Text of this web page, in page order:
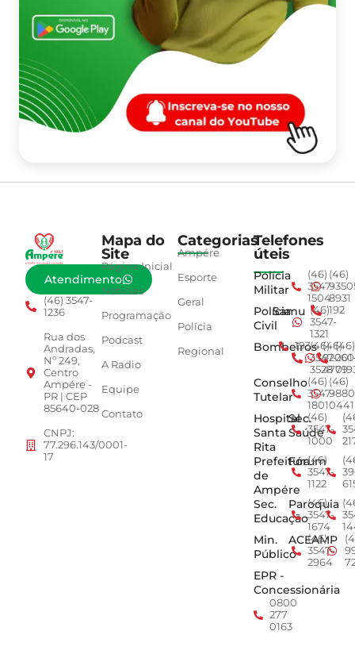
Atendimento
(46) 3547-
1236
Rua dos
Andradas,
Nº 249,
Centro
Ampére -
PR | CEP
85640-028
CNPJ:
77.296.143/0001-
17
Mapa do
Site
Página Inicial
Notícias
Programação
Podcast
A Radio
Equipe
Contato
Categorias
Ampére
Esporte
Geral
Polícia
Regional
Telefones
úteis
Polícia
Militar
(46)
3547-
1504
(46)
8931
Polícia
Civil
Samu (46)
3547-
1321
192
Bombeiros
193(46)
3547-
3528
(46)
4779
(46)
Conselho
Tutelar
(46)
3547-
1801
(46)
0441
Hospital
Santa
Rita
Sec.
Saúde
(46)
3547-
1000
Prefeitura
de
Ampére
Fórum
(46)
3547-
1122
Sec.
Educação
Paroquia
(46)
3547-
1674
Min.
Público
ACEAMP
(46)
3547-
2964
EPR -
Concessionária
0800
277
0163